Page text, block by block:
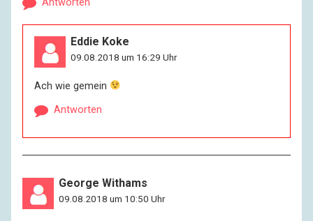
Antworten
Eddie Koke
09.08.2018 um 16:29 Uhr
Ach wie gemein
Antworten
George Withams
09.08.2018 um 10:50 Uhr